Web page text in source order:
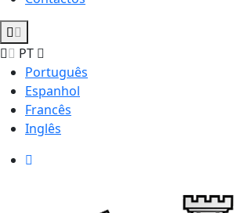
PT
Português
Espanhol
Francês
Inglês